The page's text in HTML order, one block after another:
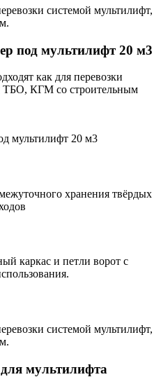
системой мультилифт,
под мультилифт 20 м3
как для перевозки
ТБО, КГМ со строительным
хранения твёрдых
каркас и петли ворот с
системой мультилифт,
мультилифта